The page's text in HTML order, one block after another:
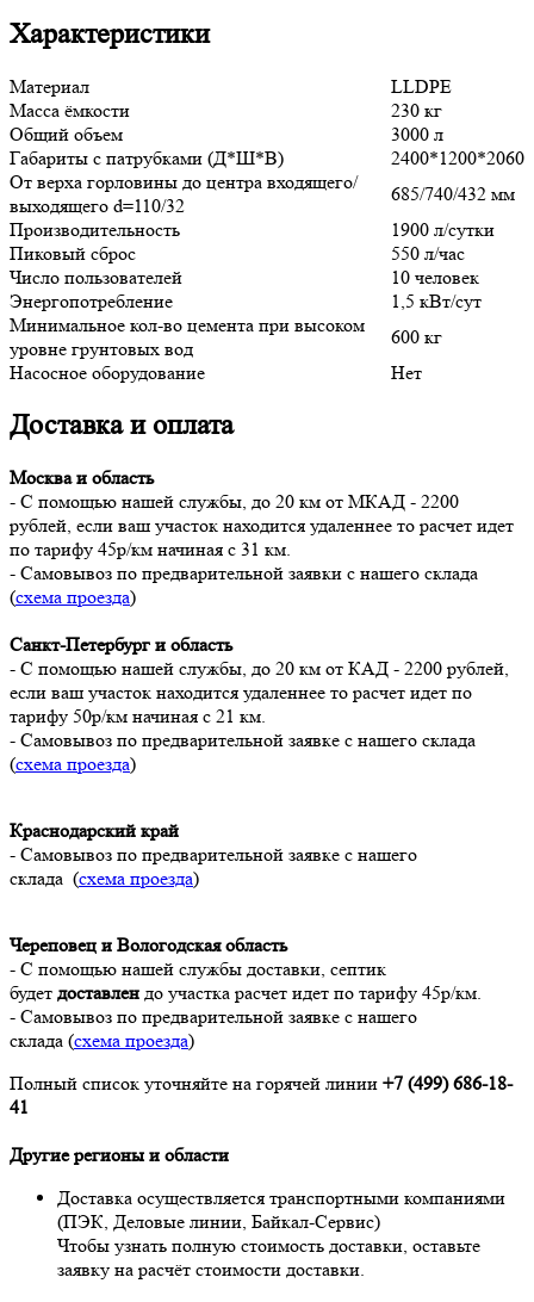
Характеристики
Материал
LLDPE
Масса ёмкости
230 кг
Общий объем
3000 л
Габариты с патрубками (Д*Ш*В)
2400*1200*2060
От верха горловины до центра входящего/
выходящего d=110/32
685/740/432 мм
Производительность
1900 л/сутки
Пиковый сброс
550 л/час
Число пользователей
10 человек
Энергопотребление
1,5 кВт/сут
Минимальное кол-во цемента при высоком
уровне грунтовых вод
600 кг
Насосное оборудование
Нет
Доставка и оплата
Москва и область
- C помощью нашей службы, до 20 км от МКАД - 2200
рублей , если ваш участок находится удаленнее то расчет идет
по тарифу 45р/км начиная с 31 км.
- Самовывоз по предварительной заявки с нашего склада
(схема проезда)
Санкт-Петербург и область
- C помощью нашей службы, до 20 км от КАД - 2200 рублей
если ваш участок находится удаленнее то расчет идет по
тарифу 50р/км начиная с 21 км.
- Самовывоз по предварительной заявке с нашего склада
(схема проезда)
Краснодарский край
- Самовывоз по предварительной заявке с нашего
склада (схема проезда)
Череповец и Вологодская область
- С помощью нашей службы доставки, септик
будет доставлен до участка расчет идет по тарифу 45р/км.
- Самовывоз по предварительной заявке с нашего
склада (схема проезда)
Полный список уточняйте на горячей линии +7 (499) 686-18-
41
Другие регионы и области
Доставка осуществляется транспортными компаниями
(ПЭК, Деловые линии, Байкал-Сервис)
Чтобы узнать полную стоимость доставки, оставьте
заявку на расчёт стоимости доставки.